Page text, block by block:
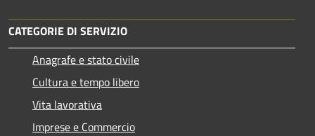
CATEGORIE DI SERVIZIO
Anagrafe e stato civile
Cultura e tempo libero
Vita lavorativa
Imprese e Commercio